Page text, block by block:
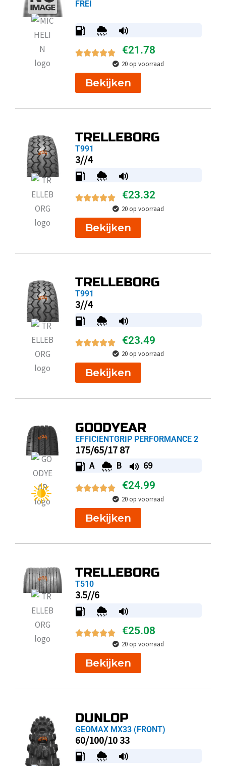
FREI
€21.78
20 op voorraad
Bekijken
TRELLEBORG
T991
3//4
€23.32
20 op voorraad
Bekijken
TRELLEBORG
T991
3//4
€23.49
20 op voorraad
Bekijken
GOODYEAR
EFFICIENTGRIP PERFORMANCE 2
175/65/17 87
A B 69
€24.99
20 op voorraad
Bekijken
TRELLEBORG
T510
3.5//6
€25.08
20 op voorraad
Bekijken
DUNLOP
GEOMAX MX33 (FRONT)
60/100/10 33